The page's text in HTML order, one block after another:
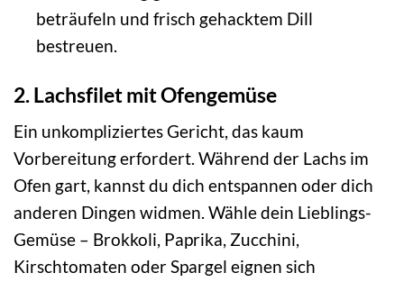
beträufeln und frisch gehacktem Dill
bestreuen.
2. Lachsfilet mit Ofengemüse
Ein unkompliziertes Gericht, das kaum
Vorbereitung erfordert. Während der Lachs im
Ofen gart, kannst du dich entspannen oder dich
anderen Dingen widmen. Wähle dein Lieblings-
Gemüse – Brokkoli, Paprika, Zucchini,
Kirschtomaten oder Spargel eignen sich